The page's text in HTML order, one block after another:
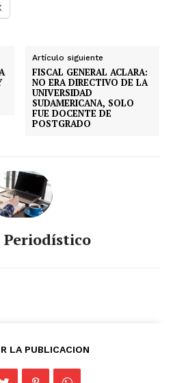
Artículo siguiente
FISCAL GENERAL ACLARA:
NO ERA DIRECTIVO DE LA
UNIVERSIDAD
SUDAMERICANA, SOLO
FUE DOCENTE DE
POSTGRADO
Periodístico
LA PUBLICACION